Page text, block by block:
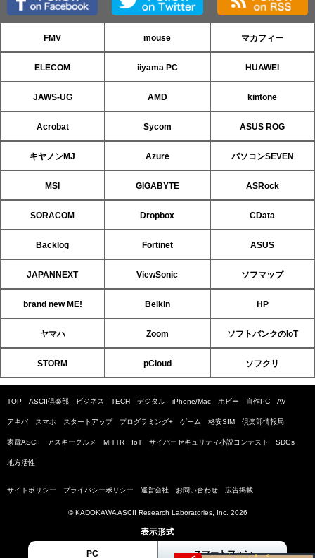
FMV mouse マカフィー
ELECOM iiyama PC HUAWEI
JAWS-UG AMD kintone
Acrobat Sycom ASUS ROG
キヤノンMJ Azure パソコンSEVEN
MSI GIGABYTE ASRock
SORACOM Dropbox CData
Backlog Fortinet ASUS
JAPANNEXT ViewSonic ソフマップ
brand new ME! Belkin HP
ヤマハ Zoom ソフトバンクのIoT
STORM pCloud ソフクリ
TOP ASCII倶楽部 ビジネス TECH デジタル iPhone/Mac ホビー 自作PC AV
アキバ スマホ スタートアップ プログラミング+ ゲーム 格安SIM 倶楽部情報局
家電ASCII アスキーグルメ MITTR IoT サイバーセキュリティ小説コンテスト SDGs
地方活性
サイトポリシー プライバシーポリシー 運営会社 お問い合わせ 広告掲載
© KADOKAWA ASCII Research Laboratories, Inc. 2026
表示形式
PC スマートフォン